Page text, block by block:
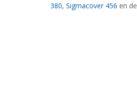
380, Sigmacover 456 en de